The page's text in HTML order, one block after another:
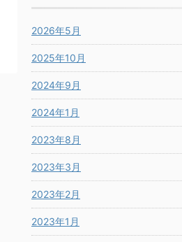
2026年5月
2025年10月
2024年9月
2024年1月
2023年8月
2023年3月
2023年2月
2023年1月